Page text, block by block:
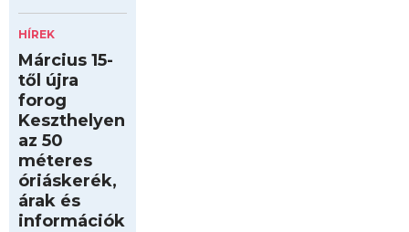
HÍREK
Március 15-
től újra
forog
Keszthelyen
az 50
méteres
óriáskerék,
árak és
információk